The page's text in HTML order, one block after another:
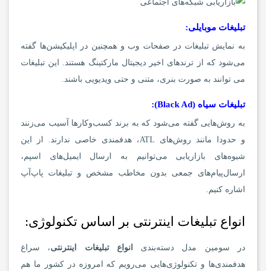
تبلیغات موبایلی:
به نمایش تبلیغات در صفحات وب و همچنین در اپلیکیشن‌ها گفته
می‌شود که از ترندهای اخیر دیجیتال مارکتینگ هستند. این تبلیغات
می توانند به صورت بنری، متنی و حتی ویدیویی باشند.
تبلیغات سیاه (Black Ad):
به روش‌هایی گفته می‌شود که به برند کسب‌وکارها آسیب می‌زنند
و حدودا مانند روش‌های ATL، هدفمندی خاصی ندارند. از این
شیوه‌های بازاریابی می‌توانیم به ارسال ایمیل‌های اسپم،
ارسال‌پیام‌های جمعی بدون مخاطب مشخص و تبلیغات پاپ‌آپ
اشاره کنیم.
انواع تبلیغات اینترنتی بر اساس تکنولوژی‌:
در سومین مدل دسته‌بندی انواع تبلیغات اینترنتی، سراغ
هدفمندی‌ها و تکنولوژی‌هایی می‌رویم که امروزه در کشور ما هم